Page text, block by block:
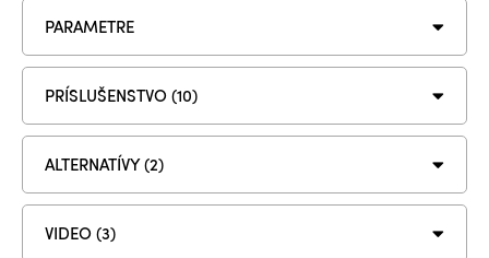
PARAMETRE
PRÍSLUŠENSTVO (10)
ALTERNATÍVY (2)
VIDEO (3)